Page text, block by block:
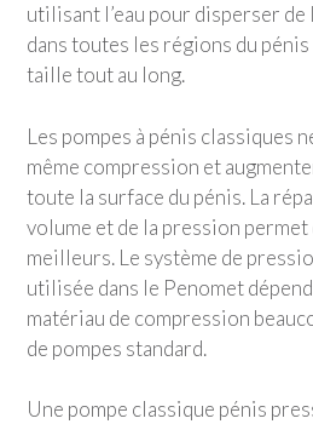
utilisant l’eau pour disperser de
dans toutes les régions du pénis
taille tout au long.
Les pompes à pénis classiques
même compression et
toute la surface du pénis. La
volume et de la pression
meilleurs. Le système de
utilisée dans le Penomet dépend
matériau de compression
de pompes standard.
Une pompe classique pénis